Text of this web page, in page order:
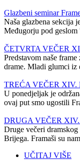
Glazbeni seminar
Naša glazbena sekcija
Međugorju pod
ČETVRTA VEČER
Predstavom naše
drame. Mladi glumci iz
TREĆA VEČER
U ponedjeljak je
ovaj put smo ugostili
​​​​DRUGA VEČER
Druge večeri
Brijega. Framaši su
UČITAJ VIŠE